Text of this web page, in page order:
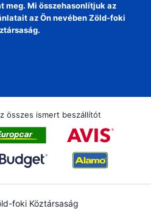
meg. Mi összehasonlítjuk az
az Ön nevében Zöld-foki
összes ismert beszállítót
foki Köztársaság